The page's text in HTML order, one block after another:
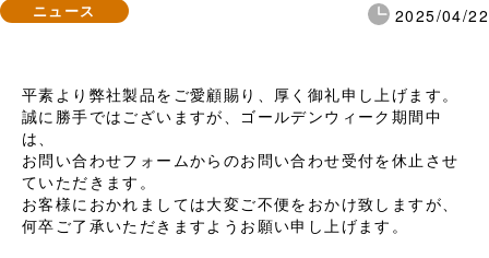
2025/04/22
ニュース
平素より弊社製品をご愛顧賜り、厚く御礼申し上げます。
誠に勝手ではございますが、ゴールデンウィーク期間中
は、
お問い合わせフォームからのお問い合わせ受付を休止させ
ていただきます。
お客様におかれましては大変ご不便をおかけ致しますが、
何卒ご了承いただきますようお願い申し上げます。